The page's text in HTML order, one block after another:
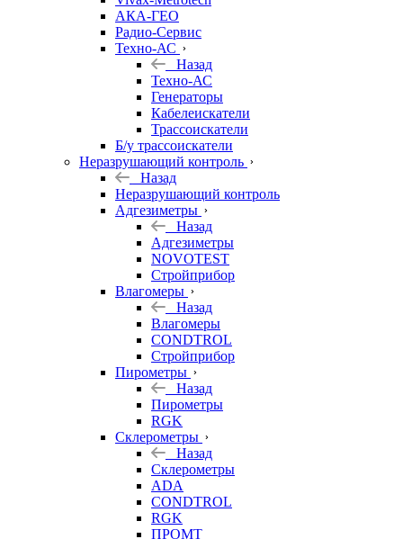
АКА-ГЕО
Радио-Сервис
Техно-АС
Назад
Техно-АС
Генераторы
Кабелеискатели
Трассоискатели
Б/у трассоискатели
Неразрушающий контроль
Назад
Неразрушающий контроль
Адгезиметры
Назад
Адгезиметры
NOVOTEST
Стройприбор
Влагомеры
Назад
Влагомеры
CONDTROL
Стройприбор
Пирометры
Назад
Пирометры
RGK
Склерометры
Назад
Склерометры
ADA
CONDTROL
RGK
ПРОМТ